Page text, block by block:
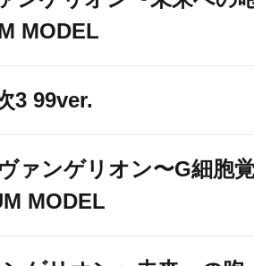
MODEL
3 99ver.
ァンゲリオン〜G細胞
MODEL